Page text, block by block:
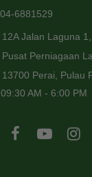
04-6881529
12A Jalan Laguna 1,
Pusat Perniagaan
13700 Perai, Pulau
09:30 AM - 6:00 PM